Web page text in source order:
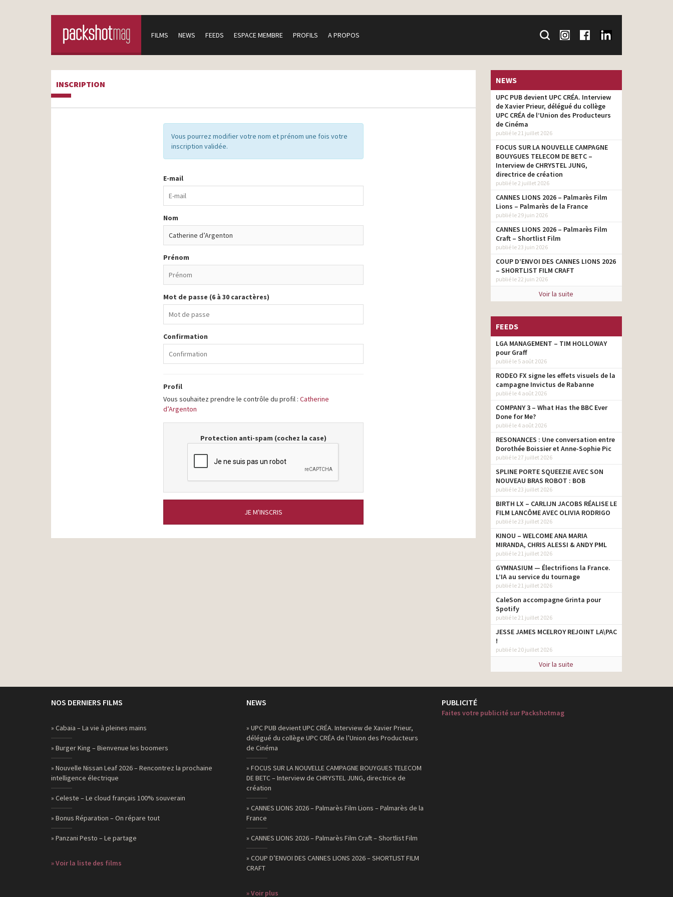
FILMS NEWS FEEDS ESPACE MEMBRE PROFILS A PROPOS
INSCRIPTION
Vous pourrez modifier votre nom et prénom une fois votre
inscription validée.
E-mail
Nom
Prénom
Mot de passe (6 à 30 caractères)
Confirmation
Profil
Vous souhaitez prendre le contrôle du profil : Catherine
d’Argenton
Protection anti-spam (cochez la case)
JE M'INSCRIS
NEWS
UPC PUB devient UPC CRÉA. Interview
de Xavier Prieur, délégué du collège
UPC CRÉA de l’Union des Producteurs
de Cinéma
publié le 21 juillet 2026
FOCUS SUR LA NOUVELLE CAMPAGNE
BOUYGUES TELECOM DE BETC –
Interview de CHRYSTEL JUNG,
directrice de création
publié le 2 juillet 2026
CANNES LIONS 2026 – Palmarès Film
Lions – Palmarès de la France
publié le 29 juin 2026
CANNES LIONS 2026 – Palmarès Film
Craft – Shortlist Film
publié le 23 juin 2026
COUP D’ENVOI DES CANNES LIONS 2026
– SHORTLIST FILM CRAFT
publié le 22 juin 2026
Voir la suite
FEEDS
LGA MANAGEMENT – TIM HOLLOWAY
pour Graff
publié le 5 août 2026
RODEO FX signe les effets visuels de la
campagne Invictus de Rabanne
publié le 4 août 2026
COMPANY 3 – What Has the BBC Ever
Done for Me?
publié le 4 août 2026
RESONANCES : Une conversation entre
Dorothée Boissier et Anne-Sophie Pic
publié le 27 juillet 2026
SPLINE PORTE SQUEEZIE AVEC SON
NOUVEAU BRAS ROBOT : BOB
publié le 23 juillet 2026
BIRTH LX – CARLIJN JACOBS RÉALISE LE
FILM LANCÔME AVEC OLIVIA RODRIGO
publié le 23 juillet 2026
KINOU – WELCOME ANA MARIA
MIRANDA, CHRIS ALESSI & ANDY PML
publié le 21 juillet 2026
GYMNASIUM — Électrifions la France.
L’IA au service du tournage
publié le 21 juillet 2026
CaleSon accompagne Grinta pour
Spotify
publié le 21 juillet 2026
JESSE JAMES MCELROY REJOINT LA\PAC
!
publié le 20 juillet 2026
Voir la suite
NOS DERNIERS FILMS
» Cabaia – La vie à pleines mains
» Burger King – Bienvenue les boomers
» Nouvelle Nissan Leaf 2026 – Rencontrez la prochaine
intelligence électrique
» Celeste – Le cloud français 100% souverain
» Bonus Réparation – On répare tout
» Panzani Pesto – Le partage
» Voir la liste des films
NEWS
» UPC PUB devient UPC CRÉA. Interview de Xavier Prieur,
délégué du collège UPC CRÉA de l’Union des Producteurs
de Cinéma
» FOCUS SUR LA NOUVELLE CAMPAGNE BOUYGUES TELECOM
DE BETC – Interview de CHRYSTEL JUNG, directrice de
création
» CANNES LIONS 2026 – Palmarès Film Lions – Palmarès de la
France
» CANNES LIONS 2026 – Palmarès Film Craft – Shortlist Film
» COUP D’ENVOI DES CANNES LIONS 2026 – SHORTLIST FILM
CRAFT
» Voir plus
PUBLICITÉ
Faites votre publicité sur Packshotmag